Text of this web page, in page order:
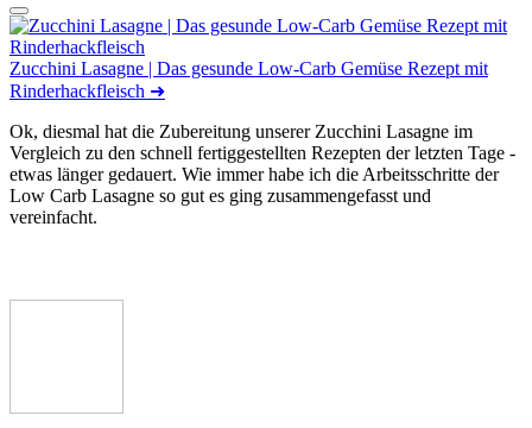
Zucchini Lasagne | Das gesunde Low-Carb Gemüse Rezept mit
Rinderhackfleisch ➜
Ok, diesmal hat die Zubereitung unserer Zucchini Lasagne im
Vergleich zu den schnell fertiggestellten Rezepten der letzten Tage -
etwas länger gedauert. Wie immer habe ich die Arbeitsschritte der
Low Carb Lasagne so gut es ging zusammengefasst und
vereinfacht.